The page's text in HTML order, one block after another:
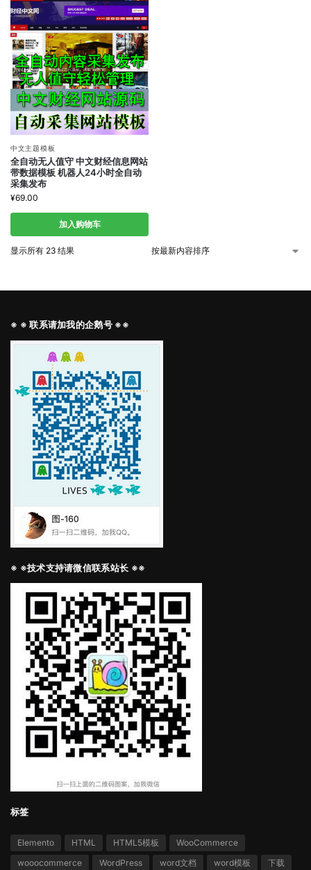
中文主题模板
全自动无人值守 中文财经信息网站
带数据模板 机器人24小时全自动
采集发布
¥69.00
加入购物车
显示所有 23 结果
※ ※ 联系请加我的企鹅号 ※※
※ ※技术支持请微信联系站长 ※※
标签
Elemento HTML HTML5模板
WooCommerce
wooocommerce
WordPress word文档 word模板 下载